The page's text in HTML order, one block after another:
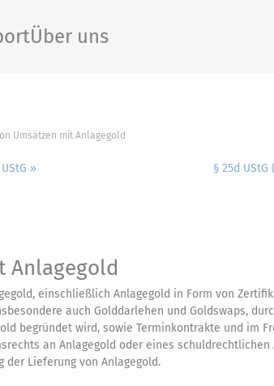
Über uns
Umsätzen mit Anlagegold
»
§ 25d
Anlagegold
einschließlich Anlagegold in Form von
auch Golddarlehen und Goldswaps,
begründet wird, sowie Terminkontrakte und im
an Anlagegold oder eines schuldrechtlichen
Lieferung von Anlagegold.